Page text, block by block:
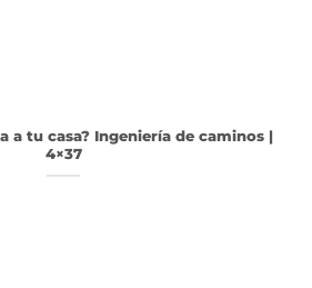
a tu casa? Ingeniería de caminos |
4×37